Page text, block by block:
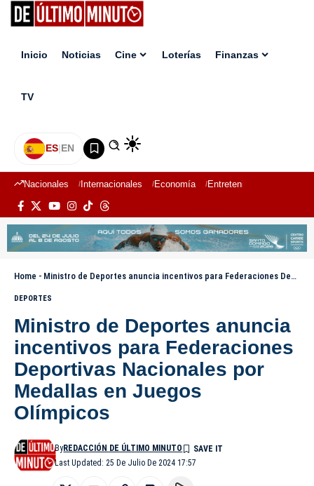
Inicio Noticias Cine Loterías Finanzas
TV
ES|EN
Nacionales Internacionales Economía Entretenimiento
Home - Ministro de Deportes anuncia incentivos para Federaciones Deportivas Nacionales por Medallas en Juegos Olímpicos
DEPORTES
Ministro de Deportes anuncia
incentivos para Federaciones
Deportivas Nacionales por
Medallas en Juegos
Olímpicos
Last Updated: 25 De Julio De 2024 17:57
ByREDACCIÓN DE ÚLTIMO MINUTO